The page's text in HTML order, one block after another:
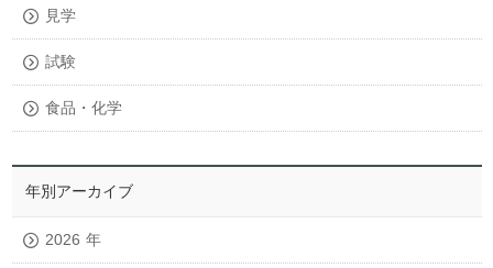
見学
試験
食品・化学
年別アーカイブ
2026 年